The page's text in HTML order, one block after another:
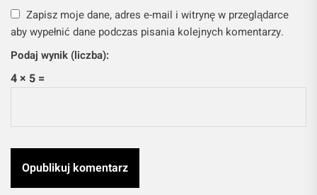
Zapisz moje dane, adres e-mail i witrynę w przeglądarce
aby wypełnić dane podczas pisania kolejnych komentarzy.
Podaj wynik (liczba):
4 × 5 =